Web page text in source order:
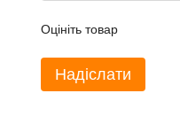
Оцініть товар
Надіслати